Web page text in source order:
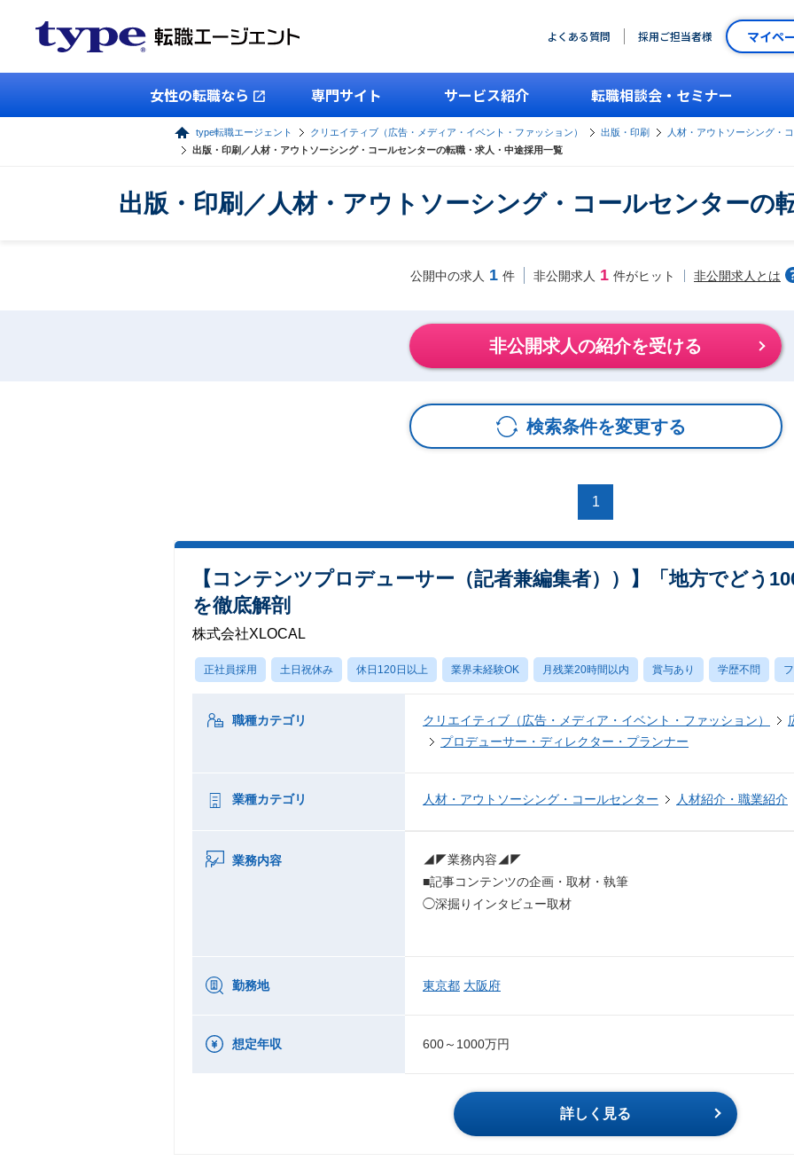
よくある質問 採用ご担当者様 マイペ
女性の転職なら 専門サイト サービス紹介 転職相談会・セミナー
type転職エージェント クリエイティブ（広告・メディア・イベント・ファッション） 出版・印刷
人材・アウトソーシング・
出版・印刷／人材・アウトソーシング・コールセンターの転職・求人・中途採用一覧
出版・印刷／人材・アウトソーシング・コールセンターの
公開中の求人 1 件 非公開求人 1 件がヒット 非公開求人とは
非公開求人の紹介を受ける
検索条件を変更する
1
【コンテンツプロデューサー（記者兼編集者））】「地方でどう
を徹底解剖
株式会社XLOCAL
正社員採用 土日祝休み 休日120日以上 業界未経験OK 月残業20時間以内 賞与あり 学歴不問
職種カテゴリ クリエイティブ（広告・メディア・イベント・ファッション）
プロデューサー・ディレクター・プランナー
業種カテゴリ 人材・アウトソーシング・コールセンター 人材紹介・職業紹介
業務内容
◢◤業務内容◢◤
■記事コンテンツの企画・取材・執筆
◯深掘りインタビュー取材
勤務地 東京都 大阪府
想定年収 600～1000万円
詳しく見る